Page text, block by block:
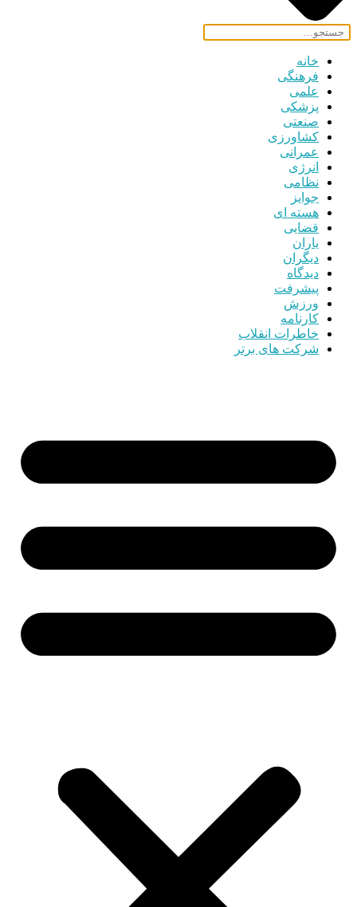
خانه
فرهنگی
علمی
پزشکی
صنعتی
کشاورزی
عمرانی
انرژی
نظامی
جوایز
هسته ای
قضایی
یاران
دیگران
دیدگاه
پیشرفت
ورزش
کارنامه
خاطرات انقلاب
شرکت های برتر